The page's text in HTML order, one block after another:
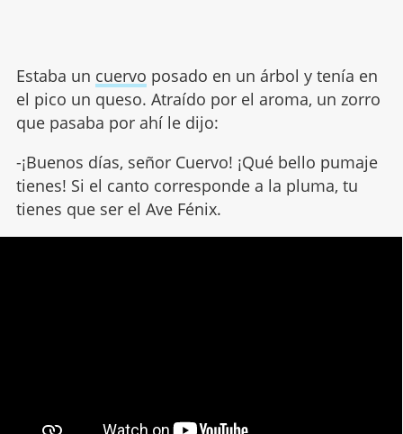
Estaba un cuervo posado en un árbol y tenía en
el pico un queso. Atraído por el aroma, un zorro
que pasaba por ahí le dijo:
-¡Buenos días, señor Cuervo! ¡Qué bello pumaje
tienes! Si el canto corresponde a la pluma, tu
tienes que ser el Ave Fénix.